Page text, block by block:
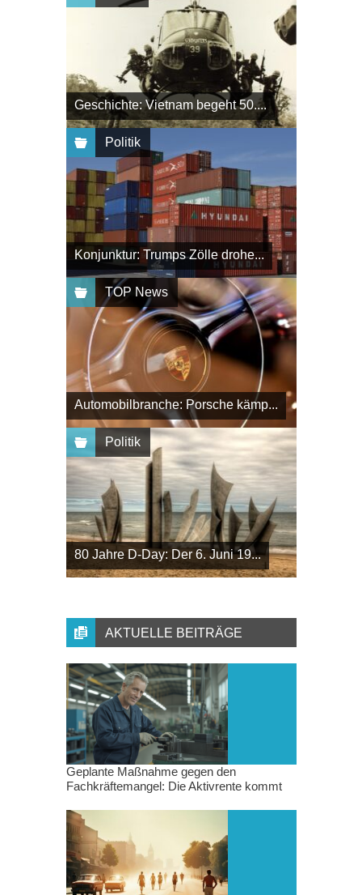
Geschichte: Vietnam begeht 50....
Politik
Konjunktur: Trumps Zölle drohe...
TOP News
Automobilbranche: Porsche kämp...
Politik
80 Jahre D-Day: Der 6. Juni 19...
AKTUELLE BEITRÄGE
Geplante Maßnahme gegen den
Fachkräftemangel: Die Aktivrente kommt